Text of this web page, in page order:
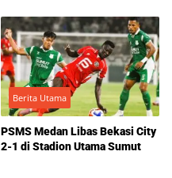
Pernah Keluarkan
Rekomendasi
Berita Utama
PSMS Medan Libas Bekasi City
2-1 di Stadion Utama Sumut